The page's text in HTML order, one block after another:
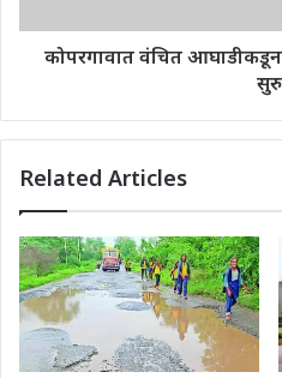
कोपरगावात वंचित आघाडीकडून
सुरु
Related Articles